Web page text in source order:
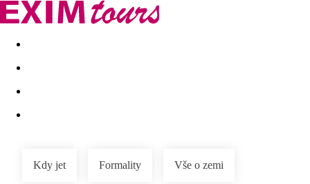
Akční nabídky Last minute
Kdy jet Formality Vše o zemi